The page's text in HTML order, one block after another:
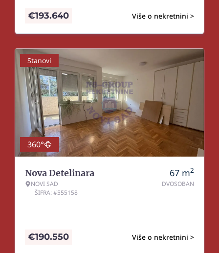
Više o nekretnini >
€193.640
Stanovi
360°
Nova Detelinara
NOVI SAD
ŠIFRA: #555158
67 m2
DVOSOBAN
Više o nekretnini >
€190.550